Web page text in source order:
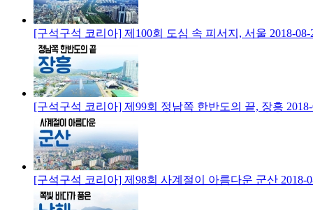
[구석구석 코리아] 제100회 도심 속 피서지, 서울 2018-08-
[구석구석 코리아] 제99회 정남쪽 한반도의 끝, 장흥
[구석구석 코리아] 제98회 사계절이 아름다운 군산 2018-